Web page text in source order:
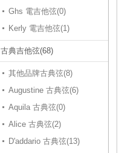
Ghs 電吉他弦(0)
Kerly 電吉他弦(1)
古典吉他弦(68)
其他品牌古典弦(8)
Augustine 古典弦(6)
Aquila 古典弦(0)
Alice 古典弦(2)
D'addario 古典弦(13)